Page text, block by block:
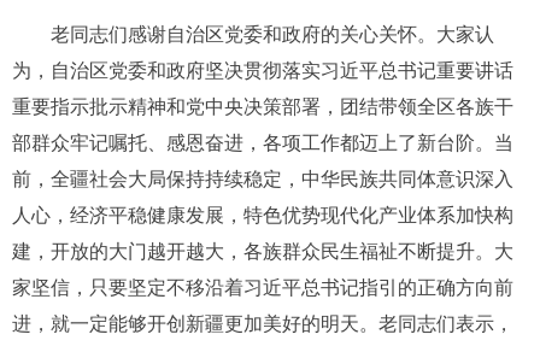
老同志们感谢自治区党委和政府的关心关怀。大家认
为，自治区党委和政府坚决贯彻落实习近平总书记重要讲话
重要指示批示精神和党中央决策部署，团结带领全区各族干
部群众牢记嘱托、感恩奋进，各项工作都迈上了新台阶。当
前，全疆社会大局保持持续稳定，中华民族共同体意识深入
人心，经济平稳健康发展，特色优势现代化产业体系加快构
建，开放的大门越开越大，各族群众民生福祉不断提升。大
家坚信，只要坚定不移沿着习近平总书记指引的正确方向前
进，就一定能够开创新疆更加美好的明天。老同志们表示，